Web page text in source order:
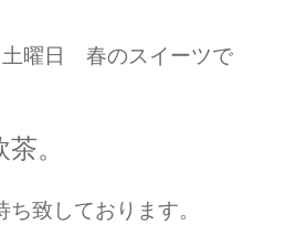
土曜日 春のスイーツで
。
致しております。